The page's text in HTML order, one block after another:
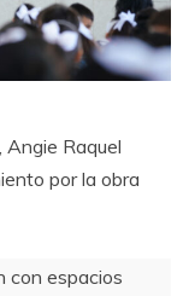
Angie Raquel
por la obra
con espacios